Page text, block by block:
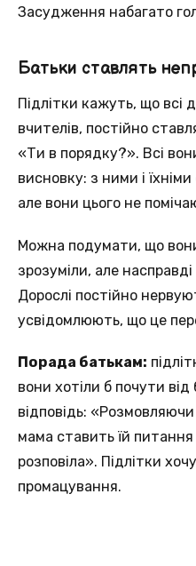
Засудження набагато
Батьки ставлять
Підлітки кажуть, що всі
вчителів, постійно
«Ти в порядку?». Всі
висновку: з ними і
але вони цього не
Можна подумати, що
зрозуміли, але
Дорослі постійно
усвідомлюють, що це
Порада батькам:
вони хотіли б почути
відповідь:
мама ставить їй
розповіла». Підлітки
промацування.